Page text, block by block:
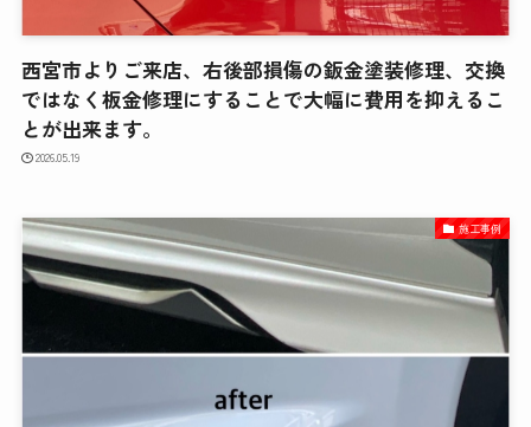
西宮市よりご来店、右後部損傷の鈑金塗装修理、交換
ではなく板金修理にすることで大幅に費用を抑えるこ
とが出来ます。
2026.05.19
施工事例